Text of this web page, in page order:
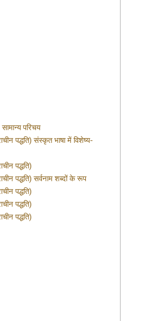
परिचय
पद्धति) संस्कृत भाषा में विशेष्य-
पद्धति)
पद्धति) सर्वनाम शब्दों के रूप
पद्धति)
पद्धति)
पद्धति)